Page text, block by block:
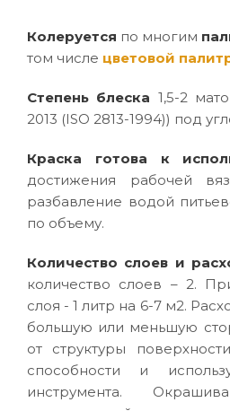
Колеруется по многим
том числе цветовой
Степень блеска 1,5-2
2013 (ISO 2813-1994)) под
Краска готова к
достижения рабочей
разбавление водой
по объему.
Количество слоев и
количество слоев – 2.
слоя - 1 литр на 6-7 м2.
большую или меньшую
от структуры
способности и
инструмента.